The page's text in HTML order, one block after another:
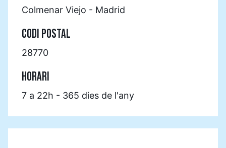
Colmenar Viejo - Madrid
CODI POSTAL
28770
HORARI
7 a 22h - 365 dies de l'any